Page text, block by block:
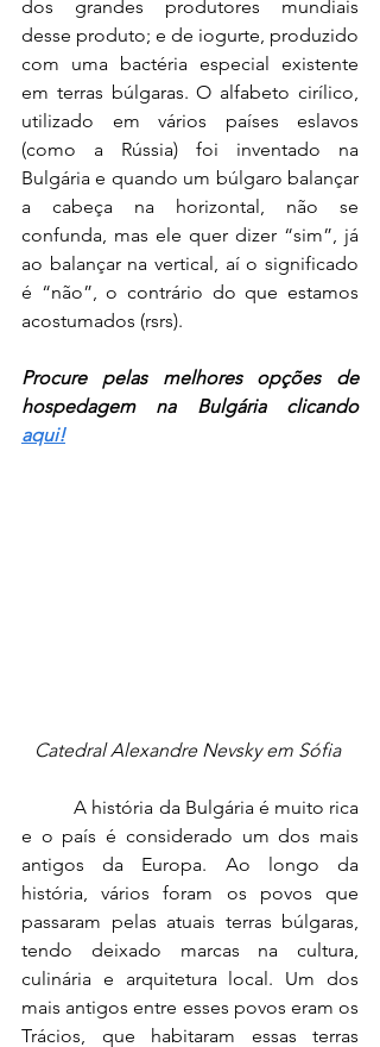
dos grandes produtores mundiais
desse produto; e de iogurte, produzido
com uma bactéria especial existente
em terras búlgaras. O alfabeto cirílico,
utilizado em vários países eslavos
(como a Rússia) foi inventado na
Bulgária e quando um búlgaro balançar
a cabeça na horizontal, não se
confunda, mas ele quer dizer “sim”, já
ao balançar na vertical, aí o significado
é “não”, o contrário do que estamos
acostumados (rsrs).
Procure pelas melhores opções de
hospedagem na Bulgária clicando
aqui!
Catedral Alexandre Nevsky em Sófia
e o país é considerado um dos mais
antigos da Europa. Ao longo da
história, vários foram os povos que
passaram pelas atuais terras búlgaras,
tendo deixado marcas na cultura,
culinária e arquitetura local. Um dos
mais antigos entre esses povos eram os
Trácios, que habitaram essas terras